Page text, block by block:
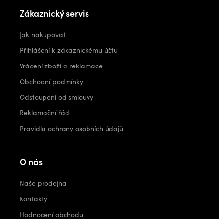
Zákaznický servis
Jak nakupovat
Přihlášení k zákaznickému účtu
Vrácení zboží a reklamace
Obchodní podmínky
Odstoupení od smlouvy
Reklamační řád
Pravidla ochrany osobních údajů
O nás
Naše prodejna
Kontakty
Hodnocení obchodu